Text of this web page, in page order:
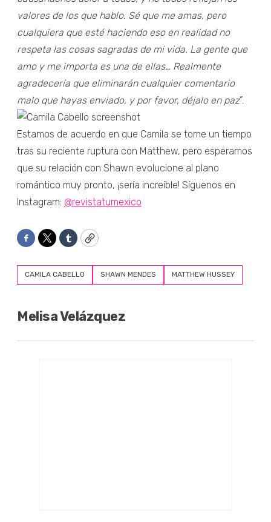
valores de los que hablo. Sé que me amas, pero
cualquiera que esté haciendo eso en realidad no
respeta las cosas sagradas de mi vida. La gente que
amo y me importa es una de ellas… Realmente
agradecería que eliminarán cualquier comentario
malo que hayas enviado, y por favor, déjalo en paz”.
Estamos de acuerdo en que Camila se tome un tiempo
tras su reciente ruptura con Matthew, pero esperamos
que su relación con Shawn evolucione al plano
romántico muy pronto, ¡sería increíble! Síguenos en
Instagram: @revistatumexico
Facebook
TwitterTumblrCopy
CAMILA CABELLO SHAWN MENDES MATTHEW HUSSEY
Melisa Velázquez